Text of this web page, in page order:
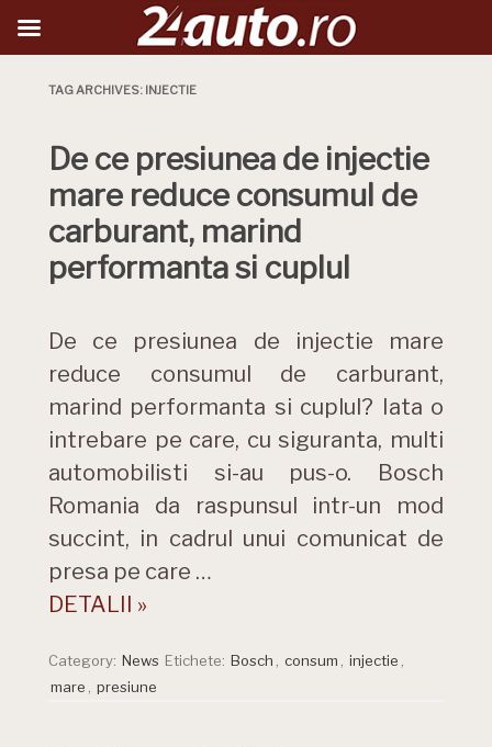
TAG ARCHIVES: INJECTIE
De ce presiunea de injectie
mare reduce consumul de
carburant, marind
performanta si cuplul
De ce presiunea de injectie mare
reduce consumul de carburant,
marind performanta si cuplul? Iata o
intrebare pe care, cu siguranta, multi
automobilisti si-au pus-o. Bosch
Romania da raspunsul intr-un mod
succint, in cadrul unui comunicat de
presa pe care …
DETALII »
Category: News Etichete: Bosch consum injectie
mare
presiune